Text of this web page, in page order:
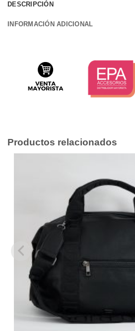
DESCRIPCIÓN
INFORMACIÓN ADICIONAL
Productos relacionados